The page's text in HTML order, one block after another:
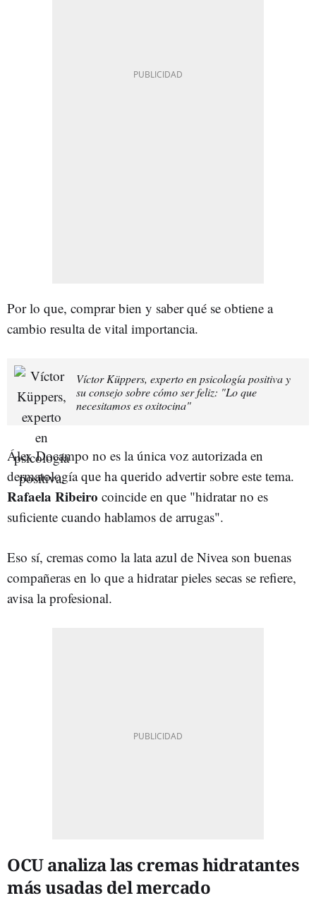
Por lo que, comprar bien y saber qué se obtiene a
cambio resulta de vital importancia.
Víctor Küppers, experto en psicología positiva y
su consejo sobre cómo ser feliz: "Lo que
necesitamos es oxitocina"
Álex Docampo no es la única voz autorizada en
dermatología que ha querido advertir sobre este tema.
Rafaela Ribeiro coincide en que "hidratar no es
suficiente cuando hablamos de arrugas".
Eso sí, cremas como la lata azul de Nivea son buenas
compañeras en lo que a hidratar pieles secas se refiere,
avisa la profesional.
OCU analiza las cremas hidratantes
más usadas del mercado